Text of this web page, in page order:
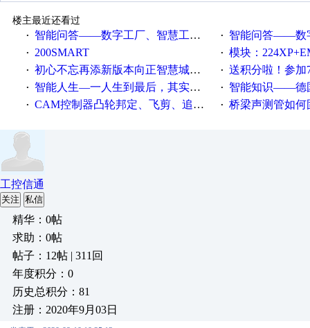
楼主最近还看过
·
智能问答——数字工厂、智慧工厂和智能制造三者的区别是什么？ · 智能问答——数字化工厂与
· 200SMART · 模块：
· 初心不忘再添新版本向正智慧城市云展厅3.0版亮相 · 送积分啦！参加7月6日
· 智能人生—一人生到最后，其实拼的都是人品 · 智能知识——德国工业崛起
· CAM控制器凸轮邦定、飞剪、追剪等C功能块 · 桥梁声测管如何固
工控信通
关注 私信
精华：0帖
求助：0帖
帖子：12帖 | 311回
年度积分：0
历史总积分：81
注册：2020年9月03日